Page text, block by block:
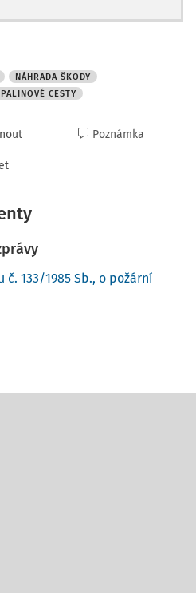
NÁHRADA ŠKODY
CESTY
Poznámka
č. 133/1985 Sb., o požární